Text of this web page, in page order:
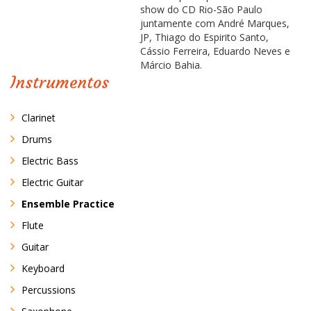
show do CD Rio-São Paulo
juntamente com André Marques,
JP, Thiago do Espirito Santo,
Cássio Ferreira, Eduardo Neves e
Márcio Bahia.
Instrumentos
Clarinet
Drums
Electric Bass
Electric Guitar
Ensemble Practice
Flute
Guitar
Keyboard
Percussions